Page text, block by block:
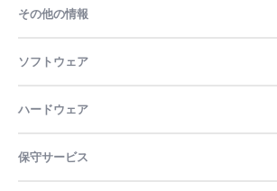
その他の情報
ソフトウェア
ハードウェア
保守サービス